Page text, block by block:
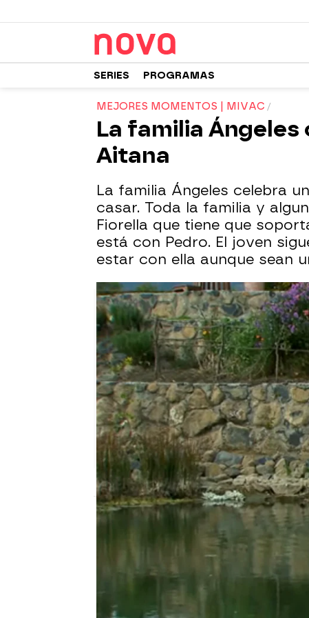
SERIES PROGRAMAS
MEJORES MOMENTOS | MIVAC
La familia
Aitana
La familia Ángeles celebra
casar. Toda la familia y
Fiorella que tiene que
está con Pedro. El joven
estar con ella aunque sean
Nova
18 de septiembre de 2015,
Muchacha italiana